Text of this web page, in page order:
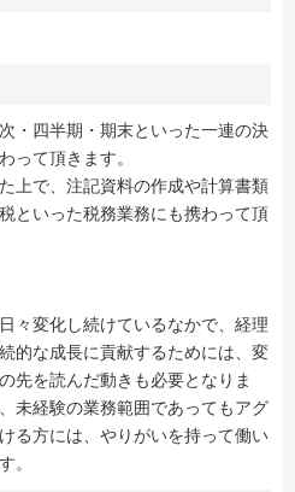
・四半期・期末といった一連の決
って頂きます。
上で、注記資料の作成や計算書類
といった税務業務にも携わって頂
々変化し続けているなかで、経理
的な成長に貢献するためには、変
先を読んだ動きも必要となりま
未経験の業務範囲であってもアグ
る方には、やりがいを持って働い
。